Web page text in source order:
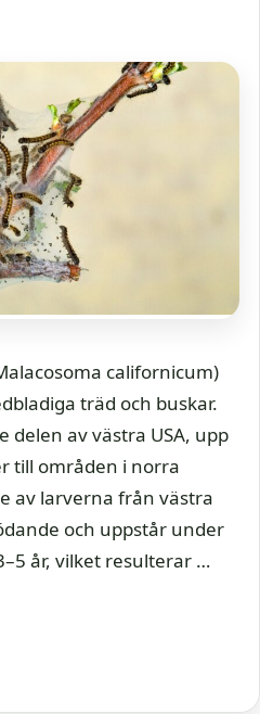
californicum)
träd och buskar.
delen av västra USA, upp
till områden i norra
av larverna från västra
och uppstår under
år, vilket resulterar …